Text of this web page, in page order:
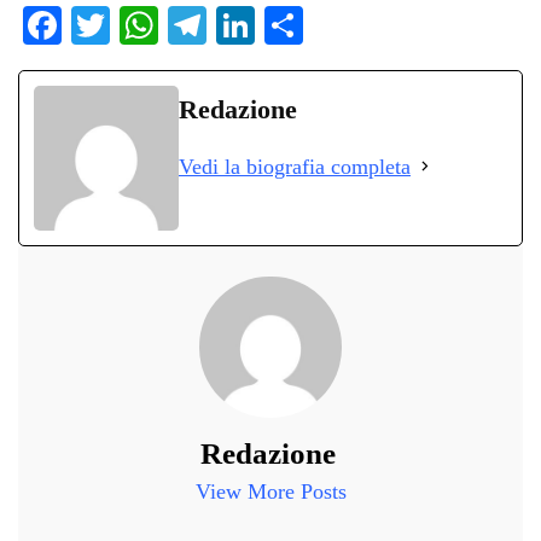
Fa
ce
ok
T
wi
r
W
ha
ts
pp
Te
le
gr
m
Li
nk
ed
on
di
Redazione
Vedi la biografia completa
Redazione
View More Posts